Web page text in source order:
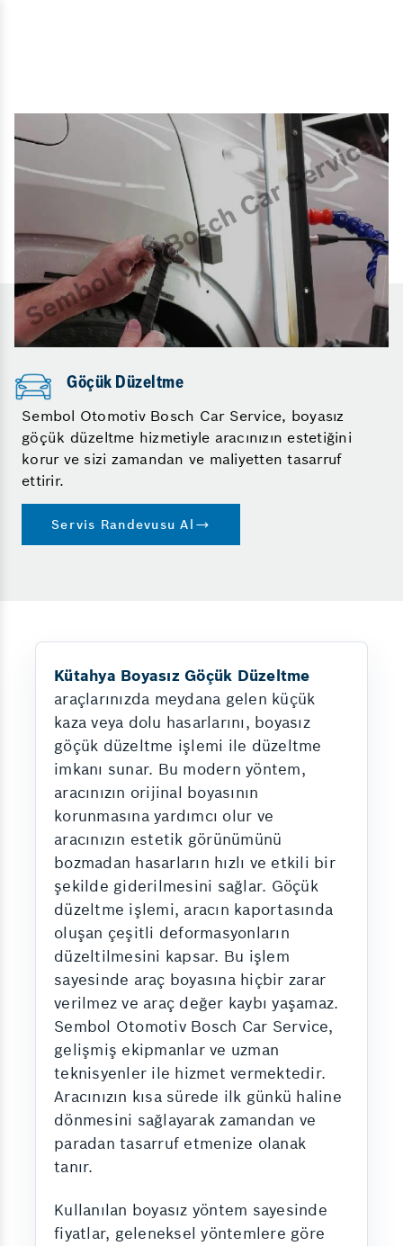
Göçük Düzeltme
Sembol Otomotiv Bosch Car Service, boyasız
göçük düzeltme hizmetiyle aracınızın estetiğini
korur ve sizi zamandan ve maliyetten tasarruf
ettirir.
Servis Randevusu Al
Kütahya Boyasız Göçük Düzeltme
araçlarınızda meydana gelen küçük
kaza veya dolu hasarlarını, boyasız
göçük düzeltme işlemi ile düzeltme
imkanı sunar. Bu modern yöntem,
aracınızın orijinal boyasının
korunmasına yardımcı olur ve
aracınızın estetik görünümünü
bozmadan hasarların hızlı ve etkili bir
şekilde giderilmesini sağlar. Göçük
düzeltme işlemi, aracın kaportasında
oluşan çeşitli deformasyonların
düzeltilmesini kapsar. Bu işlem
sayesinde araç boyasına hiçbir zarar
verilmez ve araç değer kaybı yaşamaz.
Sembol Otomotiv Bosch Car Service,
gelişmiş ekipmanlar ve uzman
teknisyenler ile hizmet vermektedir.
Aracınızın kısa sürede ilk günkü haline
dönmesini sağlayarak zamandan ve
paradan tasarruf etmenize olanak
tanır.
Kullanılan boyasız yöntem sayesinde
fiyatlar, geleneksel yöntemlere göre